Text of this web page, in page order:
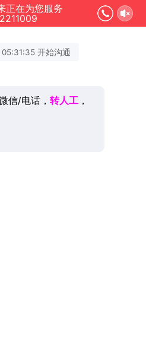
正在为您服务
开始沟通
信/电话， 转人工，